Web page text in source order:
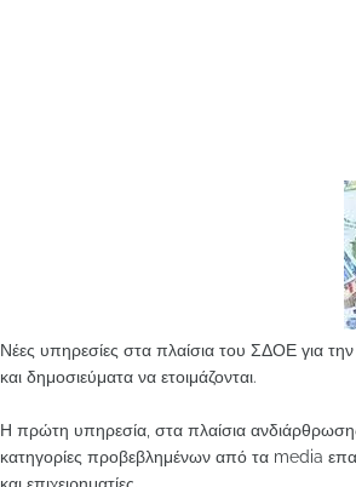
Νέες υπηρεσίες στα πλαίσια του ΣΔΟΕ για
και δημοσιεύματα να ετοιμάζονται.
Η πρώτη υπηρεσία, στα πλαίσια
κατηγορίες προβεβλημένων από τα media